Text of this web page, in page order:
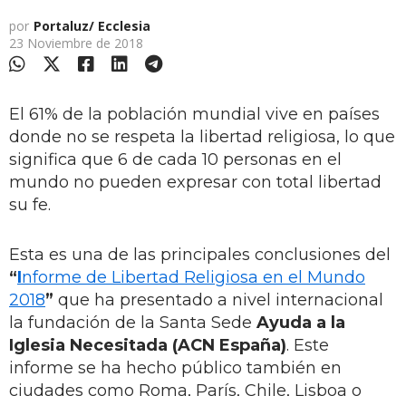
por Portaluz/ Ecclesia
23 Noviembre de 2018
El 61% de la población mundial vive en países
donde no se respeta la libertad religiosa, lo que
significa que 6 de cada 10 personas en el
mundo no pueden expresar con total libertad
su fe.
Esta es una de las principales conclusiones del
“Informe de Libertad Religiosa en el Mundo
2018” que ha presentado a nivel internacional
la fundación de la Santa Sede Ayuda a la
Iglesia Necesitada (ACN España). Este
informe se ha hecho público también en
ciudades como Roma, París, Chile, Lisboa o